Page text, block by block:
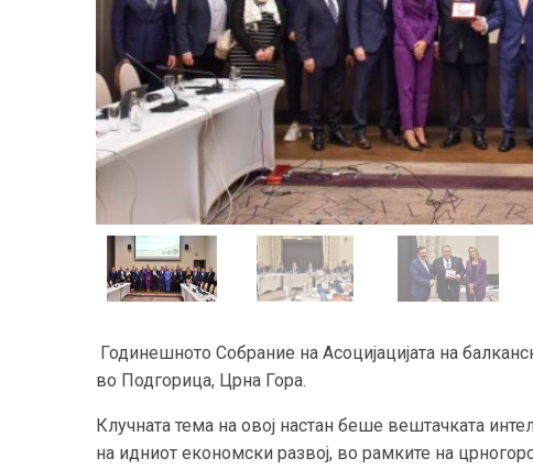
Годинешното Собрание на Асоцијацијата на
во Подгорица, Црна Гора.
Клучната тема на овој настан беше вештачката
на идниот економски развој, во рамките на